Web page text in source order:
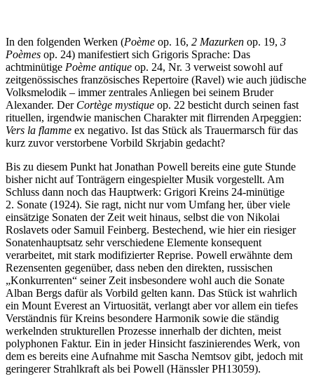
In den folgenden Werken (Poème op. 16, 2 Mazurken op. 19, 3
Poèmes op. 24) manifestiert sich Grigoris Sprache: Das
achtminütige Poème antique op. 24, Nr. 3 verweist sowohl auf
zeitgenössisches französisches Repertoire (Ravel) wie auch jüdische
Volksmelodik – immer zentrales Anliegen bei seinem Bruder
Alexander. Der Cortège mystique op. 22 besticht durch seinen fast
rituellen, irgendwie manischen Charakter mit flirrenden Arpeggien:
Vers la flamme ex negativo. Ist das Stück als Trauermarsch für das
kurz zuvor verstorbene Vorbild Skrjabin gedacht?
Bis zu diesem Punkt hat Jonathan Powell bereits eine gute Stunde
bisher nicht auf Tonträgern eingespielter Musik vorgestellt. Am
Schluss dann noch das Hauptwerk: Grigori Kreins 24-minütige
2. Sonate (1924). Sie ragt, nicht nur vom Umfang her, über viele
einsätzige Sonaten der Zeit weit hinaus, selbst die von Nikolai
Roslavets oder Samuil Feinberg. Bestechend, wie hier ein riesiger
Sonatenhauptsatz sehr verschiedene Elemente konsequent
verarbeitet, mit stark modifizierter Reprise. Powell erwähnte dem
Rezensenten gegenüber, dass neben den direkten, russischen
„Konkurrenten“ seiner Zeit insbesondere wohl auch die Sonate
Alban Bergs dafür als Vorbild gelten kann. Das Stück ist wahrlich
ein Mount Everest an Virtuosität, verlangt aber vor allem ein tiefes
Verständnis für Kreins besondere Harmonik sowie die ständig
werkelnden strukturellen Prozesse innerhalb der dichten, meist
polyphonen Faktur. Ein in jeder Hinsicht faszinierendes Werk, von
dem es bereits eine Aufnahme mit Sascha Nemtsov gibt, jedoch mit
geringerer Strahlkraft als bei Powell (Hänssler PH13059).